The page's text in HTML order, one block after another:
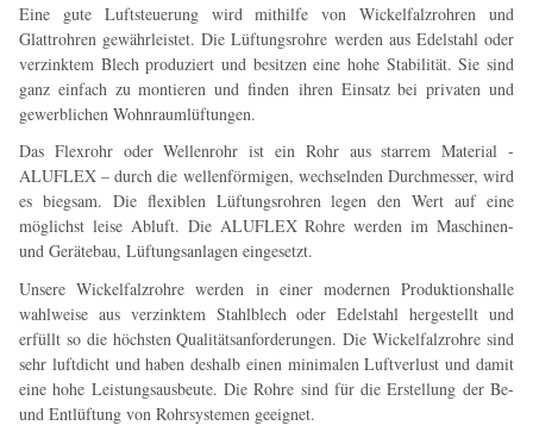
Eine gute Luftsteuerung wird mithilfe von Wickelfalzrohren und
Glattrohren gewährleistet. Die Lüftungsrohre werden aus Edelstahl oder
verzinktem Blech produziert und besitzen eine hohe Stabilität. Sie sind
ganz einfach zu montieren und finden ihren Einsatz bei privaten und
gewerblichen Wohnraumlüftungen.
Das Flexrohr oder Wellenrohr ist ein Rohr aus starrem Material -
ALUFLEX – durch die wellenförmigen, wechselnden Durchmesser, wird
es biegsam. Die flexiblen Lüftungsrohren legen den Wert auf eine
möglichst leise Abluft. Die ALUFLEX Rohre werden im Maschinen-
und Gerätebau, Lüftungsanlagen eingesetzt.
Unsere Wickelfalzrohre werden in einer modernen Produktionshalle
wahlweise aus verzinktem Stahlblech oder Edelstahl hergestellt und
erfüllt so die höchsten Qualitätsanforderungen. Die Wickelfalzrohre sind
sehr luftdicht und haben deshalb einen minimalen Luftverlust und damit
eine hohe Leistungsausbeute. Die Rohre sind für die Erstellung der Be-
und Entlüftung von Rohrsystemen geeignet.